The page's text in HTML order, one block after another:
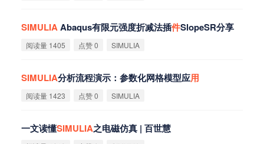
SIMULIAAbaqus有限元强度折减法插件SlopeSR分享
阅读量 1405 点赞 0 SIMULIA
SIMULIA分析流程演示：参数化网格模型应用
阅读量 1423 点赞 0 SIMULIA
一文读懂SIMULIA之电磁仿真 | 百世慧